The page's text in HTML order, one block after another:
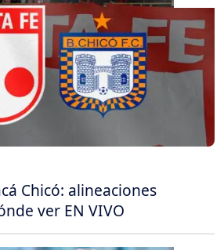
Chicó: alineaciones
ver EN VIVO